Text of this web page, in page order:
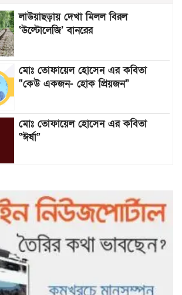
লাউয়াছড়ায় দেখা মিলল বিরল
‘উল্টোলেজি’ বানরের
মোঃ তোফায়েল হোসেন এর কবিতা
“কেউ একজন- হোক প্রিয়জন”
মোঃ তোফায়েল হোসেন এর কবিতা
“ঈর্ষা”
আটকে পড়া ১০ পর্যটককে উদ্ধার করল
পুলিশ ও ফায়ার সার্ভিস
গাছ না কেটে আমাদের পুড়িয়ে মারলে
ভালো হতো’: বন বিভাগের নিষ্ঠুরতায়
নিঃস্ব কৃষক